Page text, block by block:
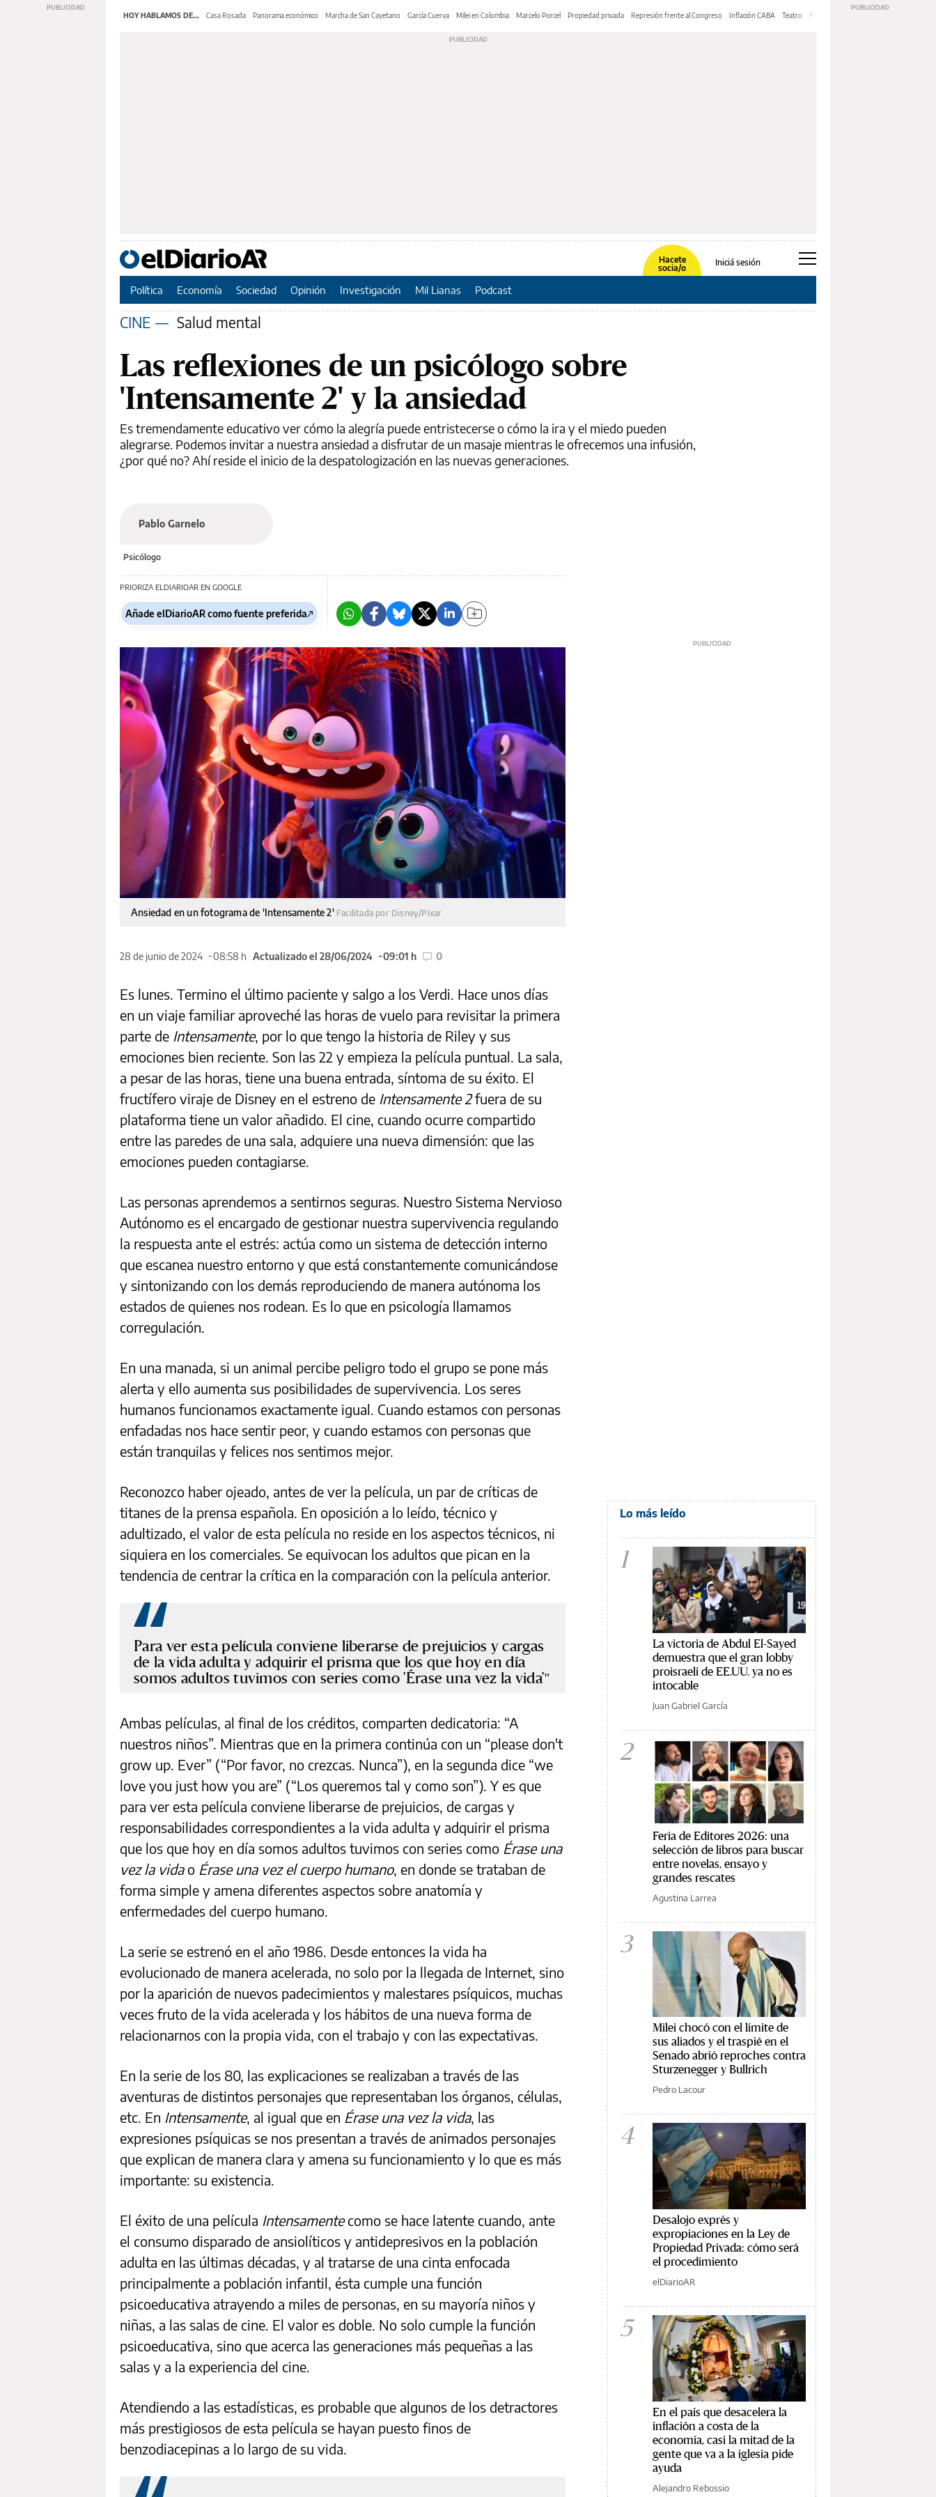
HOY HABLAMOS DE... Casa Rosada Panorama económico Marcha de San Cayetano García Cuerva Milei en Colombia Marcelo Porcel Propiedad privada Represión frente al Congreso Inflación CABA Teatro Feria de Editores
Hacete
socia/o
Iniciá sesión
Política Economía Sociedad Opinión Investigación Mil Lianas Podcast
CINE — Salud mental
Las reflexiones de un psicólogo sobre
'Intensamente 2' y la ansiedad
Es tremendamente educativo ver cómo la alegría puede entristecerse o cómo la ira y el miedo pueden
alegrarse. Podemos invitar a nuestra ansiedad a disfrutar de un masaje mientras le ofrecemos una infusión,
¿por qué no? Ahí reside el inicio de la despatologización en las nuevas generaciones.
Pablo Garnelo
Psicólogo
PRIORIZA ELDIARIOAR EN GOOGLE
Añade elDiarioAR como fuente preferida
Ansiedad en un fotograma de 'Intensamente 2' Facilitada por Disney/Pixar
28 de junio de 2024 08:58 h Actualizado el 28/06/2024 09:01 h 0
Es lunes. Termino el último paciente y salgo a los Verdi. Hace unos días
en un viaje familiar aproveché las horas de vuelo para revisitar la primera
parte de Intensamente, por lo que tengo la historia de Riley y sus
emociones bien reciente. Son las 22 y empieza la película puntual. La sala,
a pesar de las horas, tiene una buena entrada, síntoma de su éxito. El
fructífero viraje de Disney en el estreno de Intensamente 2fuera de su
plataforma tiene un valor añadido. El cine, cuando ocurre compartido
entre las paredes de una sala, adquiere una nueva dimensión: que las
emociones pueden contagiarse.
Las personas aprendemos a sentirnos seguras. Nuestro Sistema Nervioso
Autónomo es el encargado de gestionar nuestra supervivencia regulando
la respuesta ante el estrés: actúa como un sistema de detección interno
que escanea nuestro entorno y que está constantemente comunicándose
y sintonizando con los demás reproduciendo de manera autónoma los
estados de quienes nos rodean. Es lo que en psicología llamamos
corregulación.
En una manada, si un animal percibe peligro todo el grupo se pone más
alerta y ello aumenta sus posibilidades de supervivencia. Los seres
humanos funcionamos exactamente igual. Cuando estamos con personas
enfadadas nos hace sentir peor, y cuando estamos con personas que
están tranquilas y felices nos sentimos mejor.
Reconozco haber ojeado, antes de ver la película, un par de críticas de
titanes de la prensa española. En oposición a lo leído, técnico y
adultizado, el valor de esta película no reside en los aspectos técnicos, ni
siquiera en los comerciales. Se equivocan los adultos que pican en la
tendencia de centrar la crítica en la comparación con la película anterior.
Para ver esta película conviene liberarse de prejuicios y cargas
de la vida adulta y adquirir el prisma que los que hoy en día
somos adultos tuvimos con series como 'Érase una vez la vida'
Ambas películas, al final de los créditos, comparten dedicatoria: “A
nuestros niños”. Mientras que en la primera continúa con un “please don't
grow up. Ever” (“Por favor, no crezcas. Nunca”), en la segunda dice “we
love you just how you are” (“Los queremos tal y como son”). Y es que
para ver esta película conviene liberarse de prejuicios, de cargas y
responsabilidades correspondientes a la vida adulta y adquirir el prisma
que los que hoy en día somos adultos tuvimos con series como Érase una
vez la vidao Érase una vez el cuerpo humano, en donde se trataban de
forma simple y amena diferentes aspectos sobre anatomía y
enfermedades del cuerpo humano.
La serie se estrenó en el año 1986. Desde entonces la vida ha
evolucionado de manera acelerada, no solo por la llegada de Internet, sino
por la aparición de nuevos padecimientos y malestares psíquicos, muchas
veces fruto de la vida acelerada y los hábitos de una nueva forma de
relacionarnos con la propia vida, con el trabajo y con las expectativas.
En la serie de los 80, las explicaciones se realizaban a través de las
aventuras de distintos personajes que representaban los órganos, células,
etc. En Intensamente, al igual que en Érase una vez la vida, las
expresiones psíquicas se nos presentan a través de animados personajes
que explican de manera clara y amena su funcionamiento y lo que es más
importante: su existencia.
El éxito de una película Intensamentecomo se hace latente cuando, ante
el consumo disparado de ansiolíticos y antidepresivos en la población
adulta en las últimas décadas, y al tratarse de una cinta enfocada
principalmente a población infantil, ésta cumple una función
psicoeducativa atrayendo a miles de personas, en su mayoría niños y
niñas, a las salas de cine. El valor es doble. No solo cumple la función
psicoeducativa, sino que acerca las generaciones más pequeñas a las
salas y a la experiencia del cine.
Atendiendo a las estadísticas, es probable que algunos de los detractores
más prestigiosos de esta película se hayan puesto finos de
benzodiacepinas a lo largo de su vida.
Lo más leído
1
La victoria de Abdul El-Sayed
demuestra que el gran lobby
proisraelí de EE.UU. ya no es
intocable
Juan Gabriel García
2
Feria de Editores 2026: una
selección de libros para buscar
entre novelas, ensayo y
grandes rescates
Agustina Larrea
3
Milei chocó con el límite de
sus aliados y el traspié en el
Senado abrió reproches contra
Sturzenegger y Bullrich
Pedro Lacour
4
Desalojo exprés y
expropiaciones en la Ley de
Propiedad Privada: cómo será
el procedimiento
elDiarioAR
5
En el país que desacelera la
inflación a costa de la
economía, casi la mitad de la
gente que va a la iglesia pide
ayuda
Alejandro Rebossio